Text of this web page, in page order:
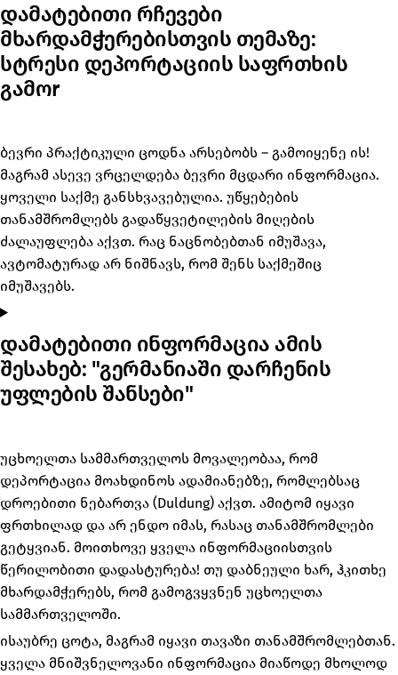
დამატებითი რჩევები
მხარდამჭერებისთვის თემაზე:
სტრესი დეპორტაციის საფრთხის
გამოr
ბევრი პრაქტიკული ცოდნა არსებობს – გამოიყენე ის!
მაგრამ ასევე ვრცელდება ბევრი მცდარი ინფორმაცია.
ყოველი საქმე განსხვავებულია. უწყებების
თანამშრომლებს გადაწყვეტილების მიღების
ძალაუფლება აქვთ. რაც ნაცნობებთან იმუშავა,
ავტომატურად არ ნიშნავს, რომ შენს საქმეშიც
იმუშავებს.
დამატებითი ინფორმაცია ამის
შესახებ: "გერმანიაში დარჩენის
უფლების შანსები"
უცხოელთა სამმართველოს მოვალეობაა, რომ
დეპორტაცია მოახდინოს ადამიანებზე, რომლებსაც
დროებითი ნებართვა (Duldung) აქვთ. ამიტომ იყავი
ფრთხილად და არ ენდო იმას, რასაც თანამშრომლები
გეტყვიან. მოითხოვე ყველა ინფორმაციისთვის
წერილობითი დადასტურება! თუ დაბნეული ხარ, ჰკითხე
მხარდამჭერებს, რომ გამოგვყვნენ უცხოელთა
სამმართველოში.
ისაუბრე ცოტა, მაგრამ იყავი თავაზი თანამშრომლებთან.
ყველა მნიშვნელოვანი ინფორმაცია მიაწოდე მხოლოდ